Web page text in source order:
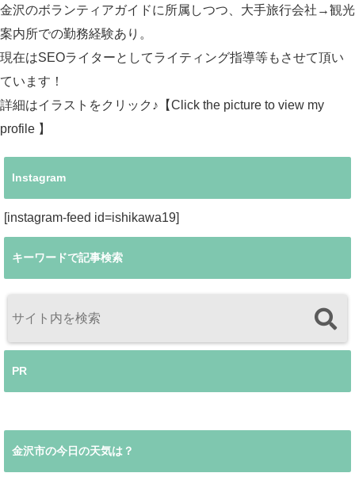
金沢のボランティアガイドに所属しつつ、大手旅行会社→観光
案内所での勤務経験あり。
現在はSEOライターとしてライティング指導等もさせて頂い
ています！
詳細はイラストをクリック♪【Click the picture to view my
profile 】
Instagram
[instagram-feed id=ishikawa19]
キーワードで記事検索
PR
金沢市の今日の天気は？